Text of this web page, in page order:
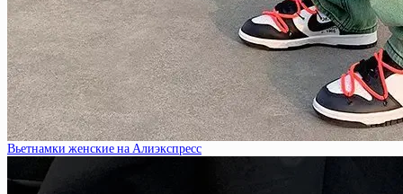
Вьетнамки женские на Алиэкспресс